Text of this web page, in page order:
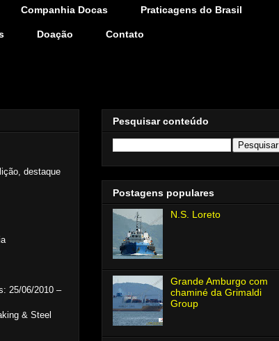
Companhia Docas Praticagens do Brasil
Doação Contato
destaque
25/06/2010 –
& Steel
Pesquisar conteúdo
Postagens populares
N.S. Loreto
Grande Amburgo com
chaminé da Grimaldi
Group